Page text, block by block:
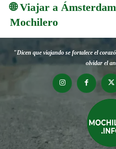
🌐 Viajar a
Mochilero
"Dicen que viajando se fortalece el
olvidar el